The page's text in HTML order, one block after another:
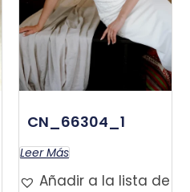
CN_66304_1
Leer Más
Añadir a la lista de